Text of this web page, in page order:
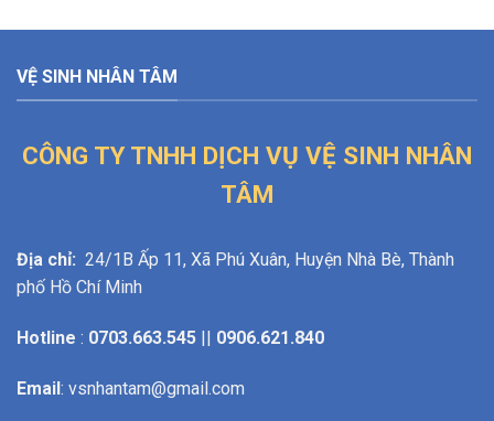
VỆ SINH NHÂN TÂM
CÔNG TY TNHH DỊCH VỤ VỆ SINH NHÂN
TÂM
Địa chỉ: 24/1B Ấp 11, Xã Phú Xuân, Huyện Nhà Bè, Thành
phố Hồ Chí Minh
Hotline : 0703.663.545 || 0906.621.840
Email: vsnhantam@gmail.com